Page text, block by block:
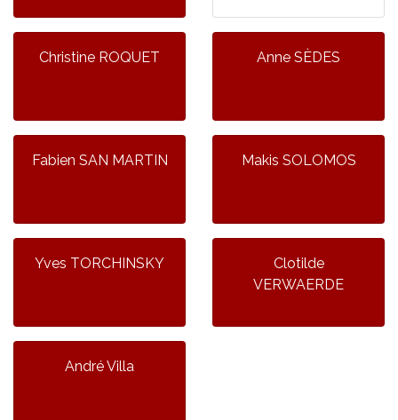
Christine ROQUET Anne SÈDES
Fabien SAN MARTIN Makis SOLOMOS
Yves TORCHINSKY
Clotilde
VERWAERDE
André Villa